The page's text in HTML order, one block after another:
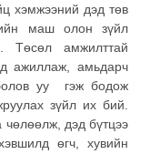
хэмжээний дэд төв
маш олон зүйл
Төсөл амжилттай
ажиллаж, амьдарч
уу гэж бодож
зүйл их бий.
чөлөөлж, дэд бүтцээ
өгч, хувийн